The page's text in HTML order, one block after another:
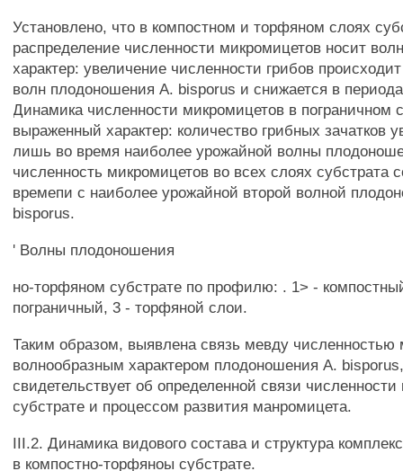
Установлено, что в компостном и торфяном слоях
распределение численности микромицетов носит
характер: увеличение численности грибов
волн плодоношения А. bisporus и снижается в
Динамика численности микромицетов в пограничном
выраженный характер: количество грибных зачатков
лишь во время наиболее урожайной волны
численность микромицетов во всех слоях субстрата
времепи с наиболее урожайной второй волной
bisporus.
' Волны плодоношения
но-торфяном субстрате по профилю: . 1> -
пограничный, 3 - торфяной слои.
Таким образом, выявлена связь мевду
волнообразным характером плодоношения A.
свидетельствует об определенной связи
субстрате и процессом развития манромицета.
III.2. Динамика видового состава и структура
в компостно-торфяноы субстрате.